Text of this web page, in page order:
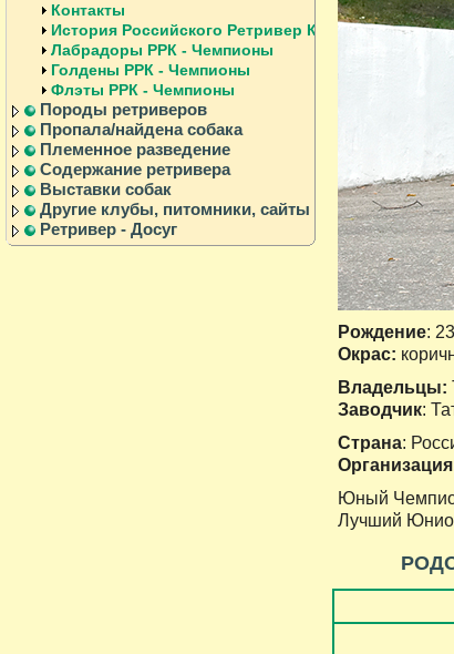
Рождение:
Окрас:
Владельцы:
Заводчик:
Страна:
Юный
Лучший
Контакты
История Российского Ретривер Клуба
Лабрадоры РРК - Чемпионы
Голдены РРК - Чемпионы
Флэты РРК - Чемпионы
Породы ретриверов
Пропала/найдена собака
Племенное разведение
Содержание ретривера
Выставки собак
Другие клубы, питомники, сайты
Ретривер - Досуг